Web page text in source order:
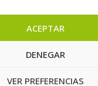
ACEPTAR
DENEGAR
VER PREFERENCIAS
— Todos los derechos
by Varadero Software